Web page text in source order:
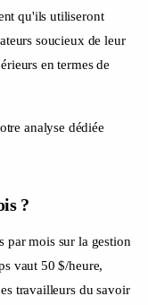
qu'ils utiliseront
soucieux de leur
en termes de
analyse dédiée
?
par mois sur la gestion
vaut 50 $/heure,
travailleurs du savoir